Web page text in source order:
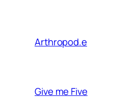
Arthropod.e
Give me Five